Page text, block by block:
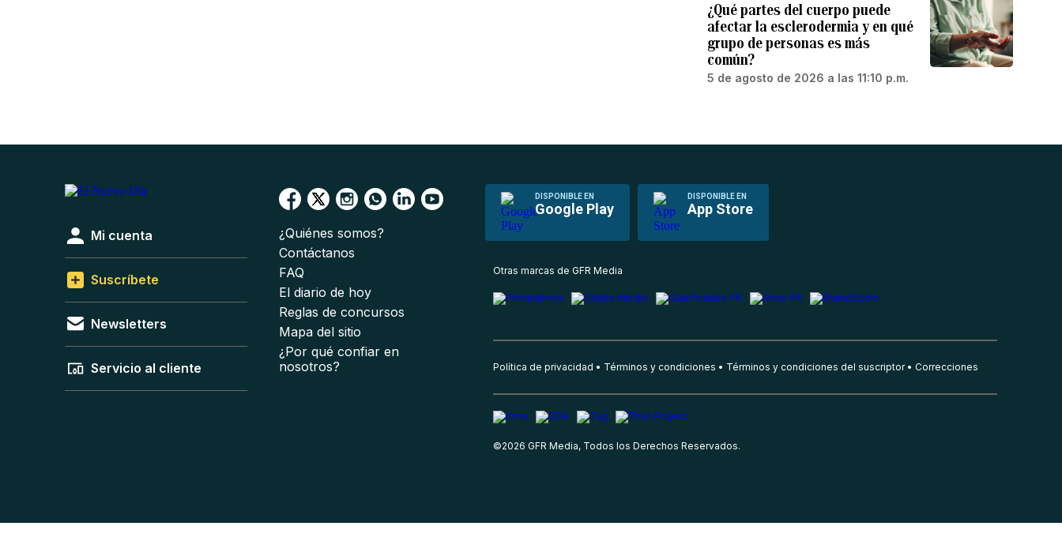
¿Qué partes del cuerpo puede
afectar la esclerodermia y en qué
grupo de personas es más
común?
5 de agosto de 2026 a las 11:10 p.m.
DISPONIBLE EN
Google Play
DISPONIBLE EN
App Store
Mi cuenta
Suscríbete
Newsletters
Servicio al cliente
¿Quiénes somos?
Contáctanos
FAQ
El diario de hoy
Reglas de concursos
Mapa del sitio
¿Por qué confiar en
nosotros?
Otras marcas de GFR Media
Política de privacidad Términos y condiciones Términos y condiciones del suscriptor Correcciones
©2026 GFR Media, Todos los Derechos Reservados.